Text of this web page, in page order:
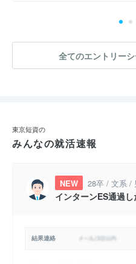
全てのエントリー
東京短資の
みんなの就活速報
NEW 28卒 / 文系 /
インターンES通過
結果連絡